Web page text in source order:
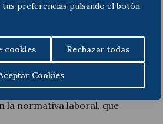
preferencias pulsando el botón
cookies Rechazar todas
Cookies
sentencia señala que “la
y temporal de los ERTE, no
una situación empresarial
causas estructurales y
considera que las “normas
mecanismos de flexibilidad
la normativa laboral, que